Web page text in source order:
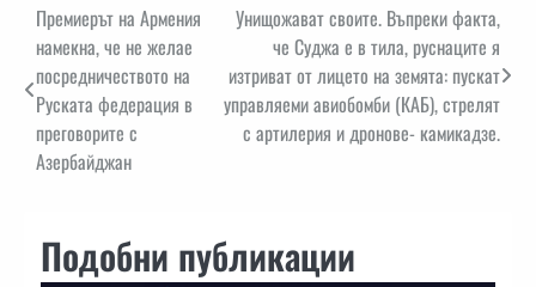
Навигация
Премиерът на Армения
намекна, че не желае
посредничеството на
Руската федерация в
преговорите с
Азербайджан
Унищожават своите. Въпреки факта,
че Суджа е в тила, руснаците я
изтриват от лицето на земята: пускат
управляеми авиобомби (КАБ), стрелят
с артилерия и дронове- камикадзе.
Подобни публикации